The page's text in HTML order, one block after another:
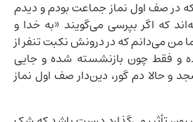
در صف اول نماز جماعت بودم و دیدم
که اگر بپرسی می‌گویند «به خدا و
من می‌دانم که در درونش نکبت تنفر از
و فقط چون بازنشسته شده و جایی
و حالا دم گور، دین‌دار صف اول نماز